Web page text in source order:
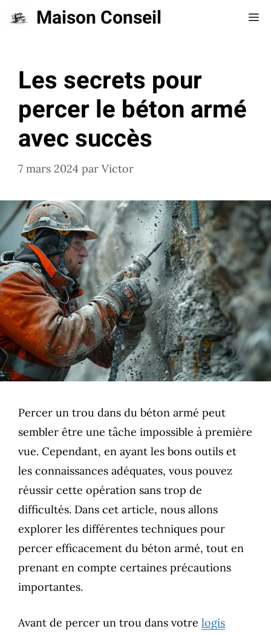
Aller
Maison Conseil
Les secrets pour
percer le béton armé
avec succès
7 mars 2024 par Victor
Percer un trou dans du béton armé peut
sembler être une tâche impossible à première
vue. Cependant, en ayant les bons outils et
les connaissances adéquates, vous pouvez
réussir cette opération sans trop de
difficultés. Dans cet article, nous allons
explorer les différentes techniques pour
percer efficacement du béton armé, tout en
prenant en compte certaines précautions
importantes.
Avant de percer un trou dans votre logis